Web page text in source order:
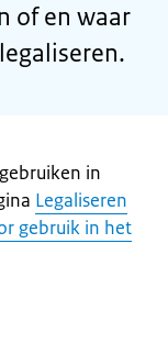
of en waar
in
Legaliseren
gebruik in het